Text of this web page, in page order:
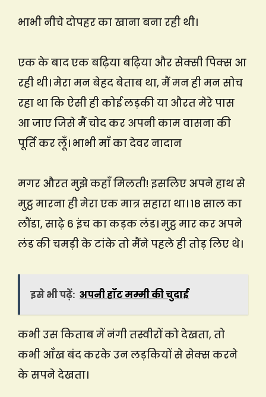
भाभी नीचे दोपहर का खाना बना रही थी।
एक के बाद एक बढ़िया बढ़िया और सेक्सी पिक्स आ
रही थी। मेरा मन बेहद बेताब था, मैं मन ही मन सोच
रहा था कि ऐसी ही कोई लड़की या औरत मेरे पास
आ जाए जिसे मैं चोद कर अपनी काम वासना की
पूर्ति कर लूँ। भाभी माँ का देवर नादान
मगर औरत मुझे कहाँ मिलती! इसलिए अपने हाथ से
मुट्ठ मारना ही मेरा एक मात्र सहारा था। 18 साल का
लौंडा, साढ़े 6 इंच का कड़क लंड। मुट्ठ मार कर अपने
लंड की चमड़ी के टांके तो मैंने पहले ही तोड़ लिए थे।
इसे भी पढ़ें: अपनी हॉट मम्मी की चुदाई
कभी उस किताब में नंगी तस्वीरों को देखता, तो
कभी आँख बंद करके उन लड़कियों से सेक्स करने
के सपने देखता।